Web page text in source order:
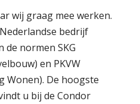
wij graag mee werken.
bedrijf
de normen SKG
en PKVW
Wonen). De hoogste
u bij de Condor